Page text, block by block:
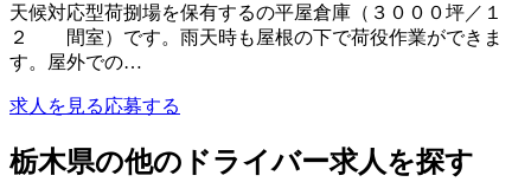
天候対応型荷捌場を保有するの平屋倉庫（３０００坪／１
２ 間室）です。雨天時も屋根の下で荷役作業ができま
す。屋外での…
求人を見る応募する
栃木県の他のドライバー求人を探す